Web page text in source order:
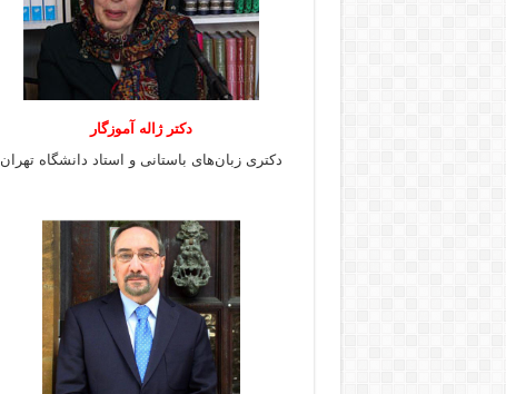
دکتر ژاله آموزگار
دکتری زبان‌های باستانی و استاد دانشگاه تهران